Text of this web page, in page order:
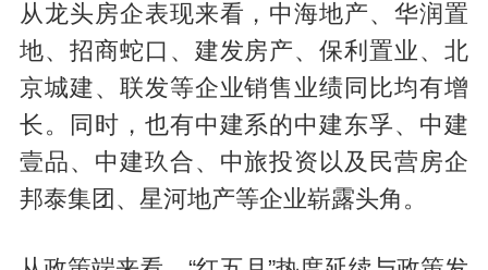
从龙头房企表现来看，中海地产、华润置
地、招商蛇口、建发房产、保利置业、北
京城建、联发等企业销售业绩同比均有增
长。同时，也有中建系的中建东孚、中建
壹品、中建玖合、中旅投资以及民营房企
邦泰集团、星河地产等企业崭露头角。